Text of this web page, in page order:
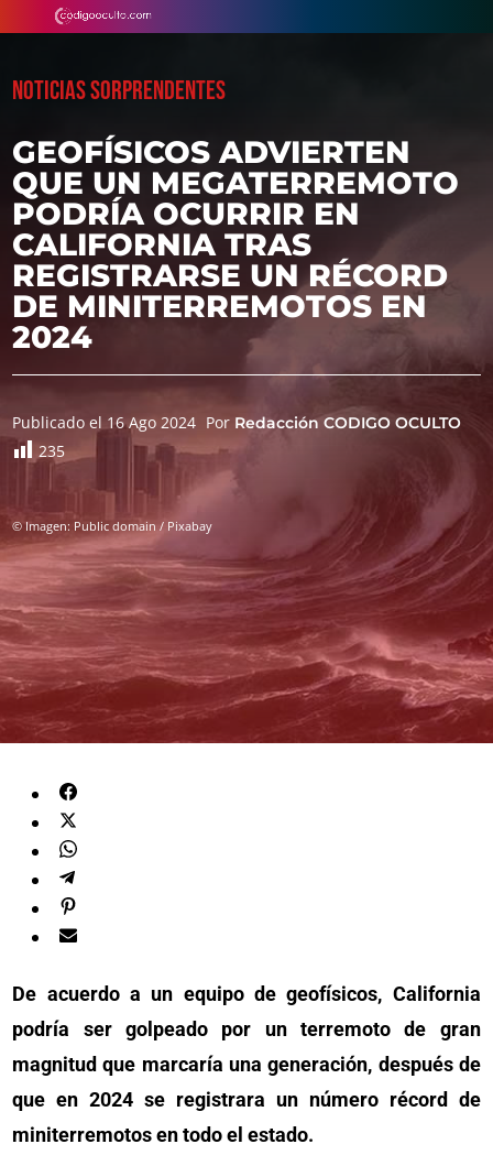
NOTICIAS SORPRENDENTES
GEOFÍSICOS ADVIERTEN
QUE UN MEGATERREMOTO
PODRÍA OCURRIR EN
CALIFORNIA TRAS
REGISTRARSE UN RÉCORD
DE MINITERREMOTOS EN
2024
Publicado el 16 Ago 2024 Por Redacción CODIGO OCULTO
235
© Imagen: Public domain / Pixabay
De acuerdo a un equipo de geofísicos, California
podría ser golpeado por un terremoto de gran
magnitud que marcaría una generación, después de
que en 2024 se registrara un número récord de
miniterremotos en todo el estado.